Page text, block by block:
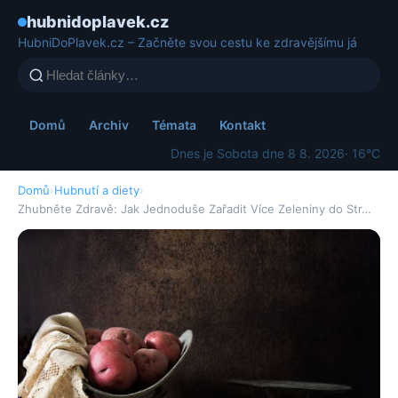
hubnidoplavek.cz
HubniDoPlavek.cz – Začněte svou cestu ke zdravějšímu já
Domů Archiv Témata
Kontakt
Dnes je Sobota dne 8 8. 2026· 16°C
Domů›Hubnutí a diety›
Zhubněte Zdravě: Jak Jednoduše Zařadit Více Zeleniny do Str…